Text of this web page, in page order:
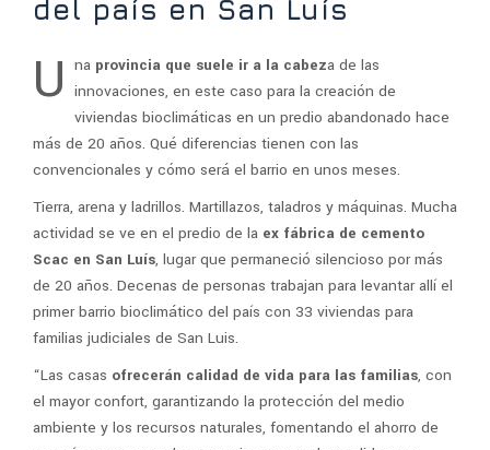
del país en San Luís
U na provincia que suele ir a la cabeza de las
innovaciones, en este caso para la creación de
viviendas bioclimáticas en un predio abandonado hace
más de 20 años. Qué diferencias tienen con las
convencionales y cómo será el barrio en unos meses.
Tierra, arena y ladrillos. Martillazos, taladros y máquinas. Mucha
actividad se ve en el predio de la ex fábrica de cemento
Scac en San Luís, lugar que permaneció silencioso por más
de 20 años. Decenas de personas trabajan para levantar allí el
primer barrio bioclimático del país con 33 viviendas para
familias judiciales de San Luis.
“Las casas ofrecerán calidad de vida para las familias, con
el mayor confort, garantizando la protección del medio
ambiente y los recursos naturales, fomentando el ahorro de